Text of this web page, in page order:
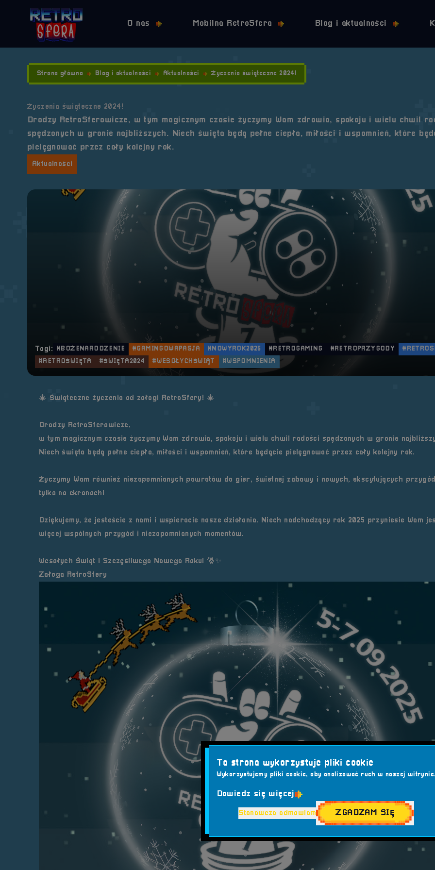
O nas Mobilna RetroSfera Blog i aktualności
Strona główna Blog i aktualności Aktualności Życzenia świąteczne 2024!
Życzenia świąteczne 2024!
Drodzy RetroSferowicze, w tym magicznym czasie życzymy Wam zdrowia, spokoju i wielu chwil
spędzonych w gronie najbliższych. Niech święta będą pełne ciepła, miłości i wspomnień, które
pielęgnować przez cały kolejny rok.
Aktualności
Tagi: #BOŻENARODZENIE #GAMINGOWAPASJA #NOWYROK2025 #RETROGAMING #RETROPRZYGODY
#RETROŚWIĘTA
#ŚWIĘTA2024 #WESOŁYCHŚWIĄT #WSPOMNIENIA
🎄 Świąteczne życzenia od załogi RetroSfery! 🎄
Drodzy RetroSferowicze,
w tym magicznym czasie życzymy Wam zdrowia, spokoju i wielu chwil radości spędzonych w gronie
Niech święta będą pełne ciepła, miłości i wspomnień, które będącie pielęgnować przez cały kolejny rok.
Życzymy Wam również niezapomnianych powrotów do gier, świetnej zabawy i nowych, ekscytujących
tylko na ekranach!
Dziękujemy, że jesteście z nami i wspieracie nasze działania. Niech nadchodzący rok 2025 przyniesie Wam
więcej wspólnych przygód i niezapomnianych momentów.
Wesołych Świąt i Szczęśliwego Nowego Roku! 🎅✨
Załoga RetroSfery
Ta strona wykorzystuje pliki cookie
Wykorzystujemy pliki cookie, aby analizować ruch w naszej
Dowiedz się więcej
Stanowczo odmawiam ZGADZAM SIĘ